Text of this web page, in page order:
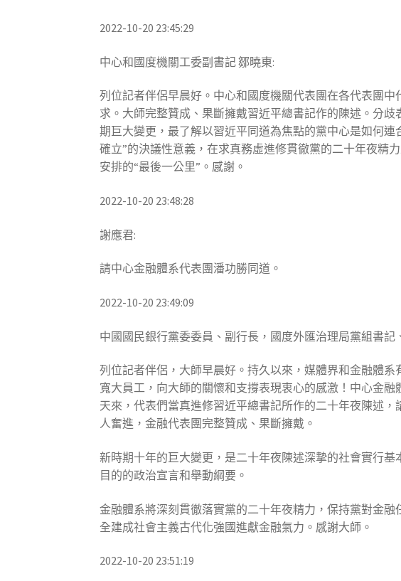
2022-10-20 23:45:29
中心和國度機關工委副書記 鄒曉東:
列位記者伴侶早晨好。中心和國度機關代表團在各代表團
求。大師完整贊成、果斷擁戴習近平總書記作的陳述。分
期巨大變更，最了解以習近平同道為焦點的黨中心是如何
確立”的決議性意義，在求真務虛進修貫徹黨的二十年夜精
安排的“最後一公里”。感謝。
2022-10-20 23:48:28
謝應君:
請中心金融體系代表團潘功勝同道。
2022-10-20 23:49:09
中國國民銀行黨委委員、副行長，國度外匯治理局黨組書記
列位記者伴侶，大師早晨好。持久以來，媒體界和金融體
寬大員工，向大師的關懷和支撐表現衷心的感激！中心金
天來，代表們當真進修習近平總書記所作的二十年夜陳述
人奮進，金融代表團完整贊成、果斷擁戴。
新時期十年的巨大變更，是二十年夜陳述深摯的社會實行
目的的政治宣言和舉動綱要。
金融體系將深刻貫徹落實黨的二十年夜精力，保持黨對金
全建成社會主義古代化強國進獻金融氣力。感謝大師。
2022-10-20 23:51:19